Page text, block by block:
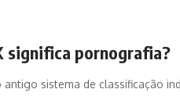
significa pornografia?
antigo sistema de classificação